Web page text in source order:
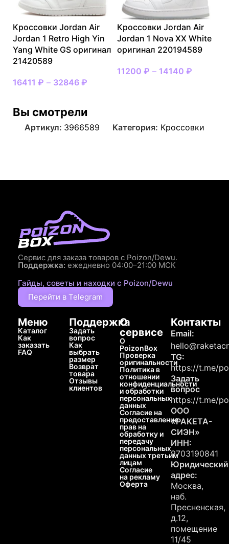
Кроссовки Jordan Air
Jordan 1 Retro High Yin
Yang White GS оригинал
21420589
16411 ₽ – 32846 ₽
Кроссовки Jordan Air
Jordan 1 Nova XX White
оригинал 220194589
11200 ₽ – 14140 ₽
Вы смотрели
Артикул: 3966589 Категория: Кроссовки
Сервис для заказа товаров с Poizon/Dewu.
Поддержка: ежедневно 04:00–21:00 МСК
Гайды, советы и находки с Poizon/Dewu
Перейти в Telegram
Меню
Каталог
Как
заказать
FAQ
Поддержка
Задать
вопрос
Как
выбрать
размер
Возврат
товара
Отзывы
клиентов
О
сервисе
О
PoizonBox
Проверка
оригинальности
Политика в
отношении
конфиденциальности
и обработки
персональных
данных
Согласие на
предоставление
прав на
обработку и
передачу
персональных
данных третьим
лицам
Согласие
на рекламу
Оферта
Контакты
Email:
TG:
https://t.me/
Задать
вопрос
https://t.me/
ООО
«РАКЕТА-
СИЭН»
ИНН:
9703190841
Юридический
адрес:
Москва,
наб.
Пресненская,
д.12,
помещение
11/45